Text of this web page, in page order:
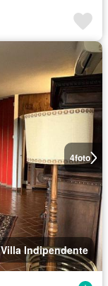
4foto
Villa Indipendente